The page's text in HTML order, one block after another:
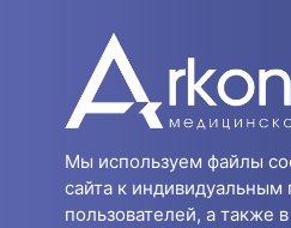
Мы используем файлы
сайта к индивидуальным
пользователей, а также